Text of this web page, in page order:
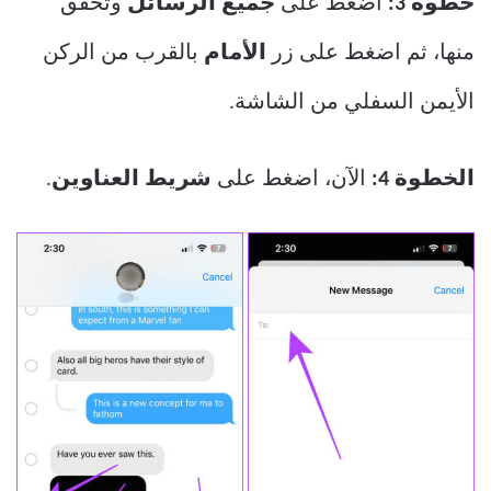
خطوة 3: اضغط على جميع الرسائل وتحقق
منها، ثم اضغط على زر الأمام بالقرب من الركن
الأيمن السفلي من الشاشة.
الخطوة 4: الآن، اضغط على شريط العناوين.